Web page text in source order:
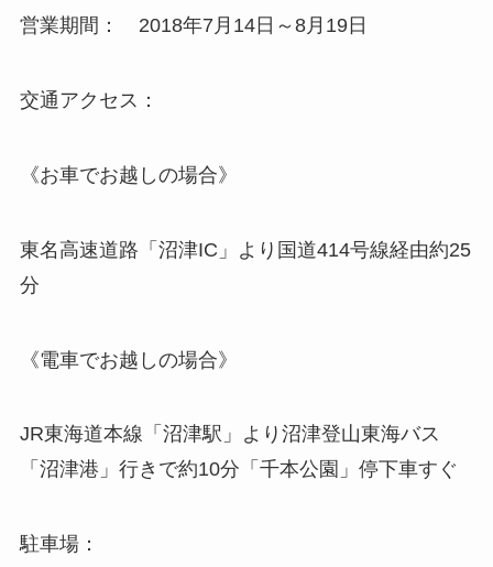
営業期間： 2018年7月14日～8月19日
交通アクセス：
《お車でお越しの場合》
東名高速道路「沼津IC」より国道414号線経由約25
分
《電車でお越しの場合》
JR東海道本線「沼津駅」より沼津登山東海バス
「沼津港」行きで約10分「千本公園」停下車すぐ
駐車場：